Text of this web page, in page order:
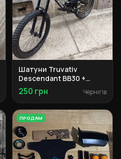
Шатуни Truvativ
Descendant BB30 +
сідло Kench BSD Pivotal
+ винос Spank +
перемикач Shimano +
касета + ротори +
колеса M
250 грн Чернігів
ПРОДАМ